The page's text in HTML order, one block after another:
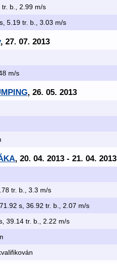
b., 2.99 m/s
5.19 tr. b., 3.03 m/s
, 27. 07. 2013
m/s
, 26. 05. 2013
, 20. 04. 2013 - 21. 04. 2013
tr. b., 3.3 m/s
s, 36.92 tr. b., 2.07 m/s
39.14 tr. b., 2.22 m/s